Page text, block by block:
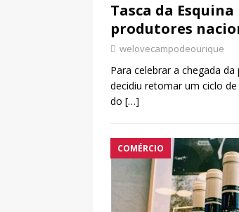
Tasca da
produtores
welovecampodeourique
Para celebrar a chegada
decidiu retomar um ciclo
do […]
COMÉRCIO